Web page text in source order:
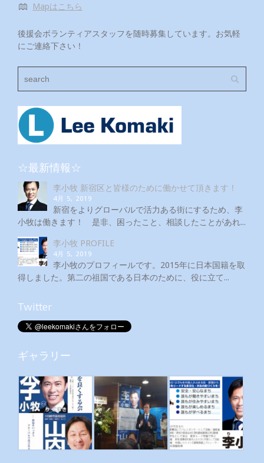
Mapはこちら
後援会ボランティアスタッフを随時募集しています。お気軽
にご連絡下さい！
☆最新情報☆
李小牧 新宿区と皆様のために働かせて頂きます！
4月 5, 2019
新宿をよりグローバルで活力ある街にするため、李
小牧は働きます！ 是非、困ったこと、相談したことがあれ...
李小牧 PROFILE
4月 5, 2019
李小牧のプロフィールです。2015年に日本国籍を取
得しました。第二の祖国である日本のために、役に立て...
Twitter
ギャラリー